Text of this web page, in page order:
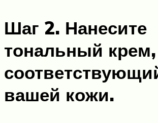
Шаг 2. Нанесите
тональный крем,
вашей кожи.